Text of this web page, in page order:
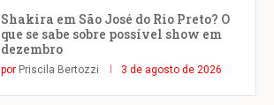
Shakira em São José do Rio Preto? O
que se sabe sobre possível show em
dezembro
por Priscila Bertozzi 3 de agosto de 2026